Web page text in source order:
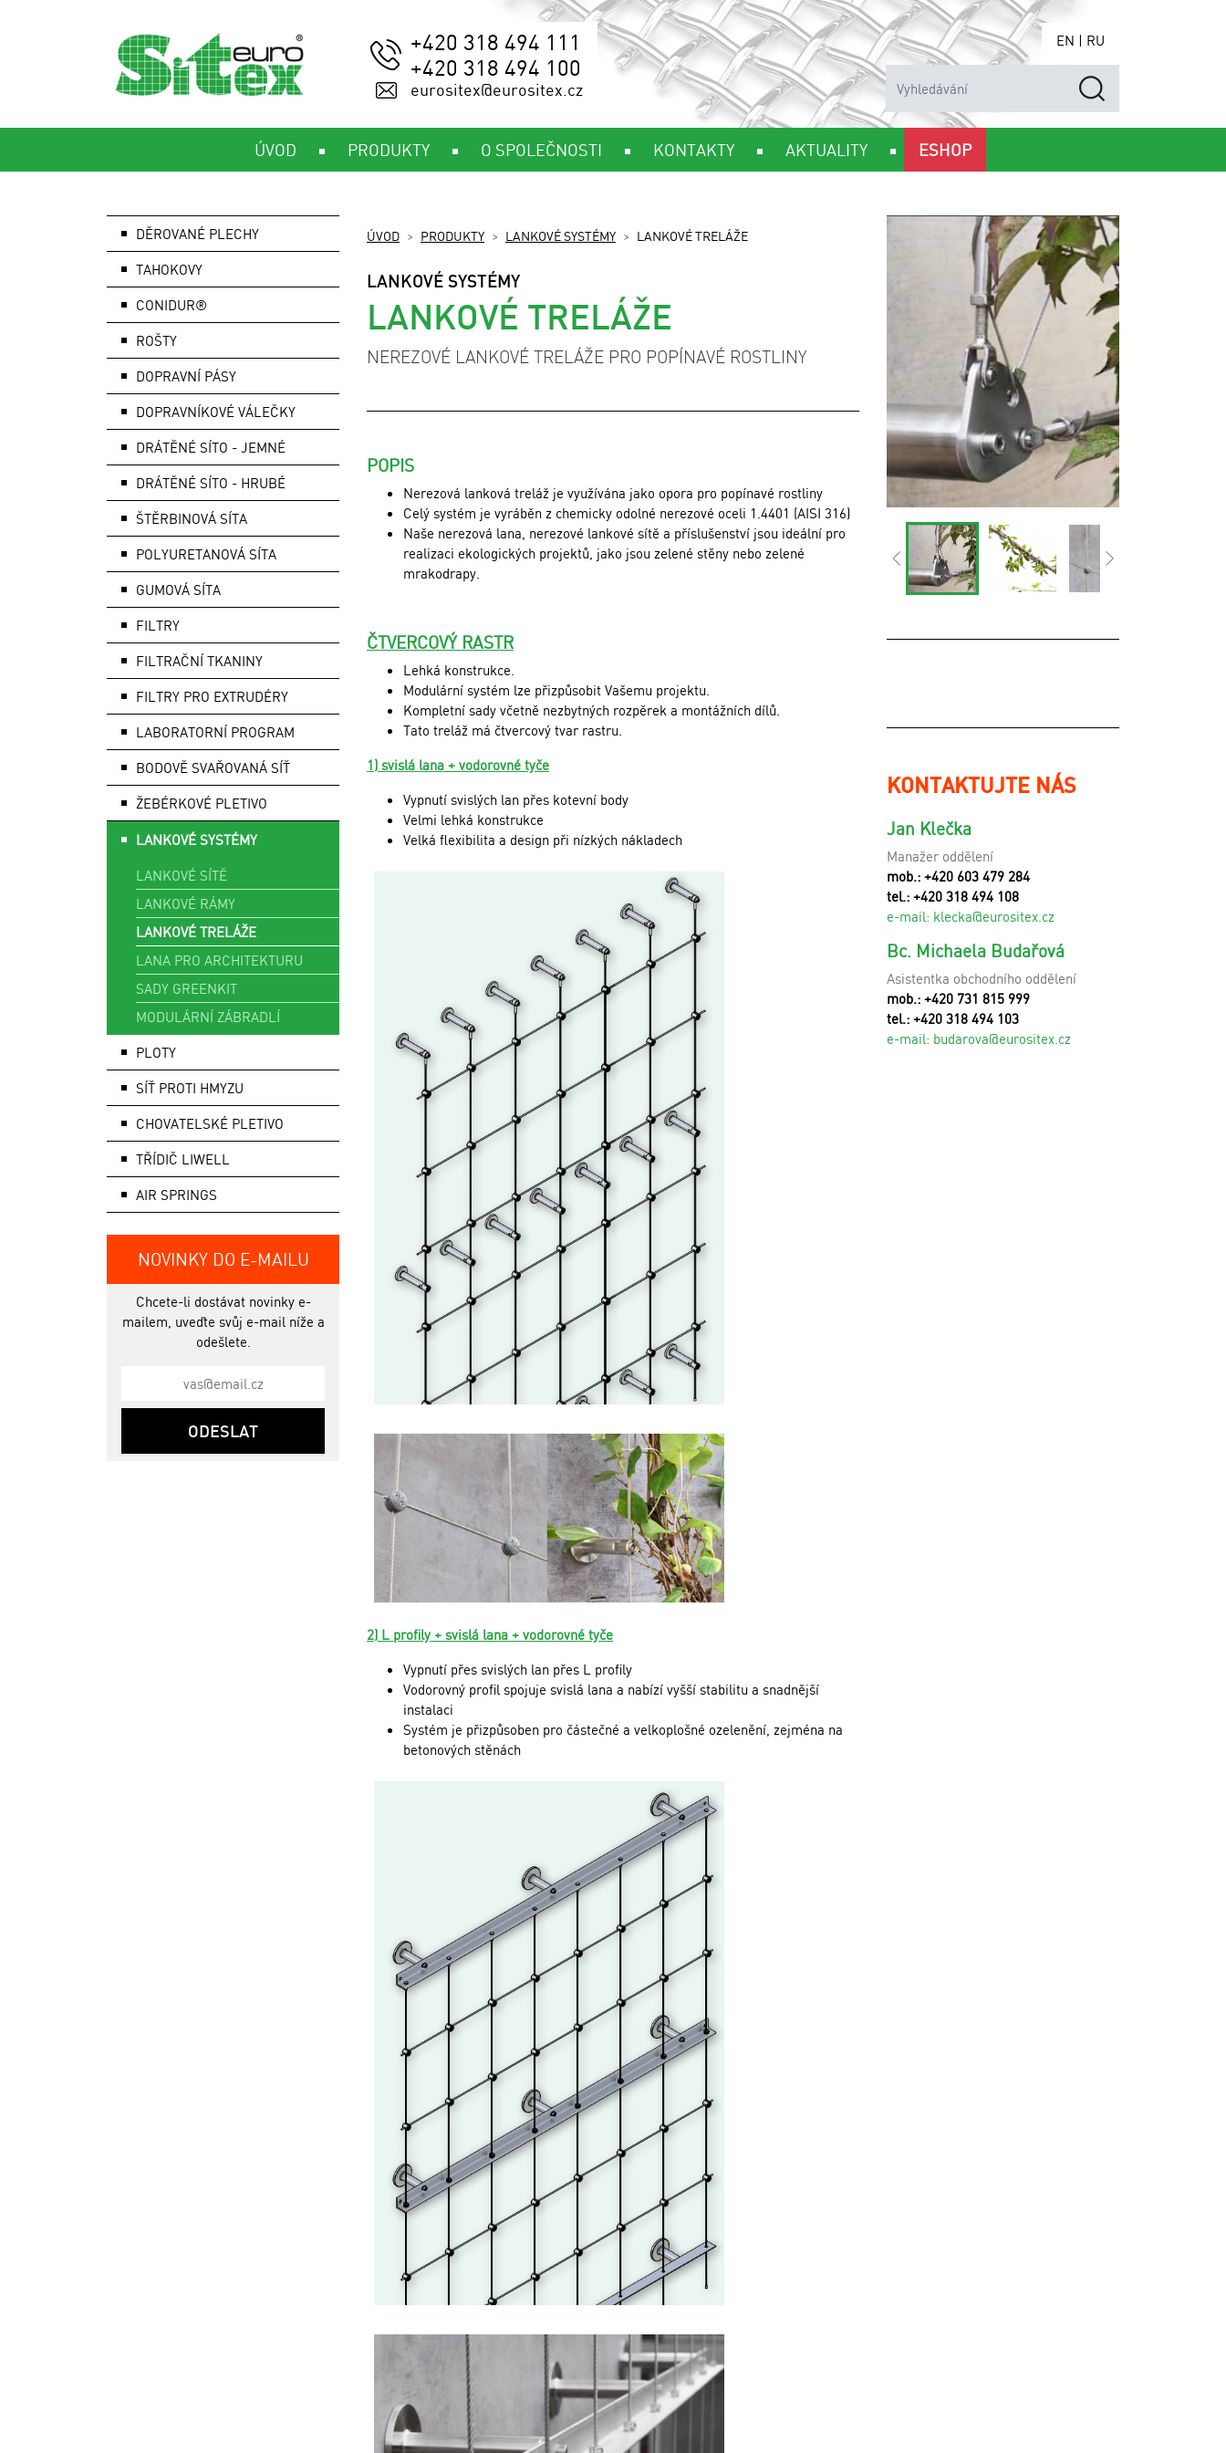
+420 318 494 111
+420 318 494 100
eurositex@eurositex.cz
EN | RU
ÚVOD PRODUKTY O SPOLEČNOSTI KONTAKTY AKTUALITY ESHOP
ÚVOD PRODUKTY LANKOVÉ SYSTÉMY LANKOVÉ TRELÁŽE
LANKOVÉ SYSTÉMY
LANKOVÉ TRELÁŽE
NEREZOVÉ LANKOVÉ TRELÁŽE PRO POPÍNAVÉ ROSTLINY
POPIS
Nerezová lanková treláž je využívána jako opora pro popínavé rostliny
Celý systém je vyráběn z chemicky odolné nerezové oceli 1.4401 (AISI 316)
Naše nerezová lana, nerezové lankové sítě a příslušenství jsou ideální pro
realizaci ekologických projektů, jako jsou zelené stěny nebo zelené
mrakodrapy.
ČTVERCOVÝ RASTR
Lehká konstrukce.
Modulární systém lze přizpůsobit Vašemu projektu.
Kompletní sady včetně nezbytných rozpěrek a montážních dílů.
Tato treláž má čtvercový tvar rastru.
1) svislá lana + vodorovné tyče
Vypnutí svislých lan přes kotevní body
Velmi lehká konstrukce
Velká flexibilita a design při nízkých nákladech
2) L profily + svislá lana + vodorovné tyče
Vypnutí přes svislých lan přes L profily
Vodorovný profil spojuje svislá lana a nabízí vyšší stabilitu a snadnější
instalaci
Systém je přizpůsoben pro částečné a velkoplošné ozelenění, zejména na
betonových stěnách
KONTAKTUJTE NÁS
Jan Klečka
Manažer oddělení
mob.: +420 603 479 284
tel.: +420 318 494 108
e-mail: klecka@eurositex.cz
Bc. Michaela Budařová
Asistentka obchodního oddělení
mob.: +420 731 815 999
tel.: +420 318 494 103
e-mail: budarova@eurositex.cz
DĚROVANÉ PLECHY
TAHOKOVY
CONIDUR®
ROŠTY
DOPRAVNÍ PÁSY
DOPRAVNÍKOVÉ VÁLEČKY
DRÁTĚNÉ SÍTO - JEMNÉ
DRÁTĚNÉ SÍTO - HRUBÉ
ŠTĚRBINOVÁ SÍTA
POLYURETANOVÁ SÍTA
GUMOVÁ SÍTA
FILTRY
FILTRAČNÍ TKANINY
FILTRY PRO EXTRUDÉRY
LABORATORNÍ PROGRAM
BODOVĚ SVAŘOVANÁ SÍŤ
ŽEBÉRKOVÉ PLETIVO
LANKOVÉ SYSTÉMY
LANKOVÉ SÍTĚ
LANKOVÉ RÁMY
LANKOVÉ TRELÁŽE
LANA PRO ARCHITEKTURU
SADY GREENKIT
MODULÁRNÍ ZÁBRADLÍ
PLOTY
SÍŤ PROTI HMYZU
CHOVATELSKÉ PLETIVO
TŘÍDIČ LIWELL
AIR SPRINGS
NOVINKY DO E-MAILU
Chcete-li dostávat novinky e-
mailem, uveďte svůj e-mail níže a
odešlete.
ODESLAT